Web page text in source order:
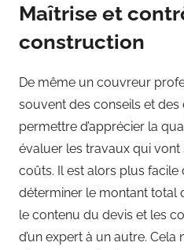
Maîtrise et
construction
De même un couvreur
souvent des conseils et des
permettre d’apprécier la
évaluer les travaux qui
coûts. Il est alors plus facile
déterminer le montant total
le contenu du devis et les
d’un expert à un autre.